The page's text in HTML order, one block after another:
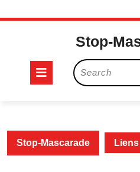
Skip
Stop-
Open
Search
for:
Stop-Mascarade